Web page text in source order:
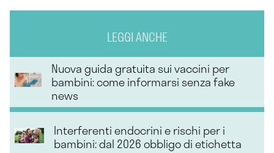
LEGGI ANCHE
Nuova guida gratuita sui vaccini per
bambini: come informarsi senza fake
news
Interferenti endocrini e rischi per i
bambini: dal 2026 obbligo di etichetta